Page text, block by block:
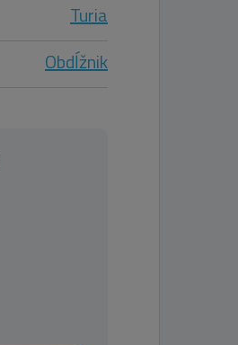
Turia
Obdĺžnik